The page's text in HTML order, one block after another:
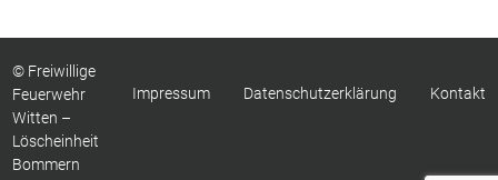
© Freiwillige
Feuerwehr
Witten –
Löscheinheit
Bommern
Impressum Datenschutzerklärung Kontakt